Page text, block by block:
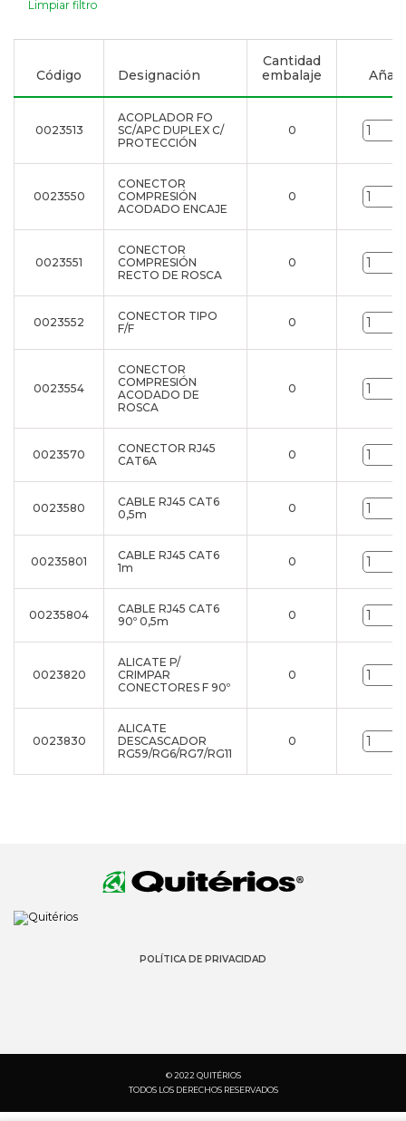
Limpiar filtro
Código Designación
Cantidad
embalaje
0023513
ACOPLADOR FO
SC/APC DUPLEX C/
PROTECCIÓN
0
0023550
CONECTOR
COMPRESIÓN
ACODADO ENCAJE
0
0023551
CONECTOR
COMPRESIÓN
RECTO DE ROSCA
0
0023552
CONECTOR TIPO
F/F
0
0023554
CONECTOR
COMPRESIÓN
ACODADO DE
ROSCA
0
0023570
CONECTOR RJ45
CAT6A
0
0023580
CABLE RJ45 CAT6
0,5m
0
00235801
CABLE RJ45 CAT6
1m
0
00235804
CABLE RJ45 CAT6
90º 0,5m
0
0023820
ALICATE P/
CRIMPAR
CONECTORES F 90º
0
0023830
ALICATE
DESCASCADOR
RG59/RG6/RG7/RG11
0
POLÍTICA DE PRIVACIDAD
© 2022 QUITÉRIOS
TODOS LOS DERECHOS RESERVADOS